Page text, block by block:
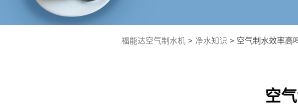
福能达空气制水机 > 净水知识 > 空气制水效率高
空